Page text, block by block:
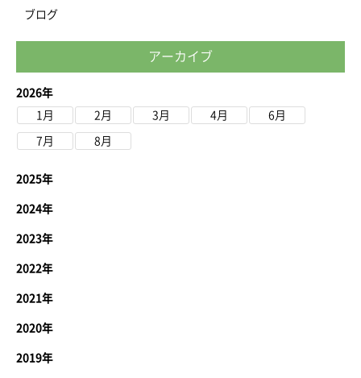
ブログ
アーカイブ
2026年
1月
2月 3月 4月 6月
7月 8月
2025年
2024年
2023年
2022年
2021年
2020年
2019年